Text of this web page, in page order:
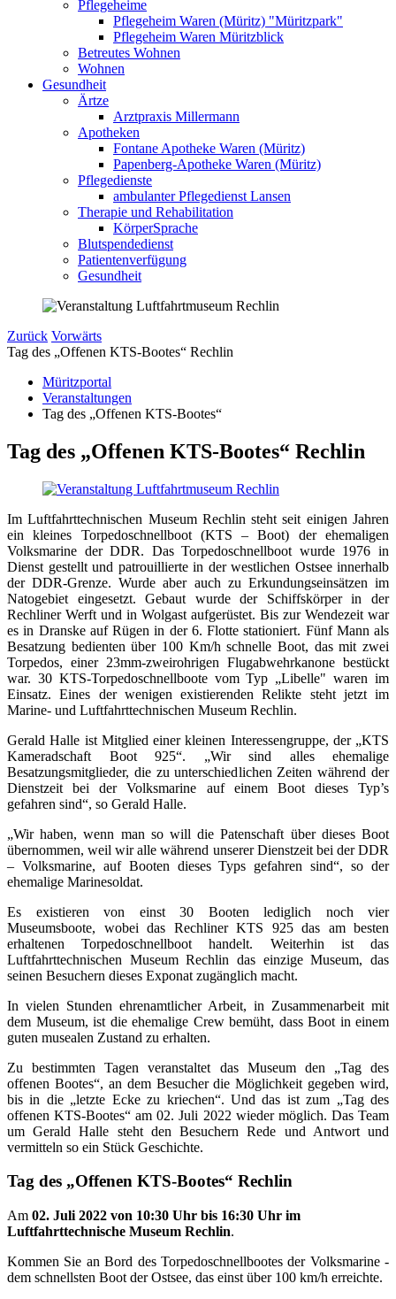
Pflegeheime
Pflegeheim Waren (Müritz) "Müritzpark"
Pflegeheim Waren Müritzblick
Betreutes Wohnen
Wohnen
Gesundheit
Ärtze
Arztpraxis Millermann
Apotheken
Fontane Apotheke Waren (Müritz)
Papenberg-Apotheke Waren (Müritz)
Pflegedienste
ambulanter Pflegedienst Lansen
Therapie und Rehabilitation
KörperSprache
Blutspendedienst
Patientenverfügung
Gesundheit
Zurück Vorwärts
Tag des „Offenen KTS-Bootes“ Rechlin
Müritzportal
Veranstaltungen
Tag des „Offenen KTS-Bootes“
Tag des „Offenen KTS-Bootes“ Rechlin
Im Luftfahrttechnischen Museum Rechlin steht seit einigen Jahren
ein kleines Torpedoschnellboot (KTS – Boot) der ehemaligen
Volksmarine der DDR. Das Torpedoschnellboot wurde 1976 in
Dienst gestellt und patrouillierte in der westlichen Ostsee innerhalb
der DDR-Grenze. Wurde aber auch zu Erkundungseinsätzen im
Natogebiet eingesetzt. Gebaut wurde der Schiffskörper in der
Rechliner Werft und in Wolgast aufgerüstet. Bis zur Wendezeit war
es in Dranske auf Rügen in der 6. Flotte stationiert. Fünf Mann als
Besatzung bedienten über 100 Km/h schnelle Boot, das mit zwei
Torpedos, einer 23mm-zweirohrigen Flugabwehrkanone bestückt
war. 30 KTS-Torpedoschnellboote vom Typ „Libelle" waren im
Einsatz. Eines der wenigen existierenden Relikte steht jetzt im
Marine- und Luftfahrttechnischen Museum Rechlin.
Gerald Halle ist Mitglied einer kleinen Interessengruppe, der „KTS
Kameradschaft Boot 925“. „Wir sind alles ehemalige
Besatzungsmitglieder, die zu unterschiedlichen Zeiten während der
Dienstzeit bei der Volksmarine auf einem Boot dieses Typ’s
gefahren sind“, so Gerald Halle.
„Wir haben, wenn man so will die Patenschaft über dieses Boot
übernommen, weil wir alle während unserer Dienstzeit bei der DDR
– Volksmarine, auf Booten dieses Typs gefahren sind“, so der
ehemalige Marinesoldat.
Es existieren von einst 30 Booten lediglich noch vier
Museumsboote, wobei das Rechliner KTS 925 das am besten
erhaltenen Torpedoschnellboot handelt. Weiterhin ist das
Luftfahrttechnischen Museum Rechlin das einzige Museum, das
seinen Besuchern dieses Exponat zugänglich macht.
In vielen Stunden ehrenamtlicher Arbeit, in Zusammenarbeit mit
dem Museum, ist die ehemalige Crew bemüht, dass Boot in einem
guten musealen Zustand zu erhalten.
Zu bestimmten Tagen veranstaltet das Museum den „Tag des
offenen Bootes“, an dem Besucher die Möglichkeit gegeben wird,
bis in die „letzte Ecke zu kriechen“. Und das ist zum „Tag des
offenen KTS-Bootes“ am 02. Juli 2022 wieder möglich. Das Team
um Gerald Halle steht den Besuchern Rede und Antwort und
vermitteln so ein Stück Geschichte.
Tag des „Offenen KTS-Bootes“ Rechlin
Am 02. Juli 2022 von 10:30 Uhr bis 16:30 Uhr im
Luftfahrttechnische Museum Rechlin.
Kommen Sie an Bord des Torpedoschnellbootes der Volksmarine -
dem schnellsten Boot der Ostsee, das einst über 100 km/h erreichte.